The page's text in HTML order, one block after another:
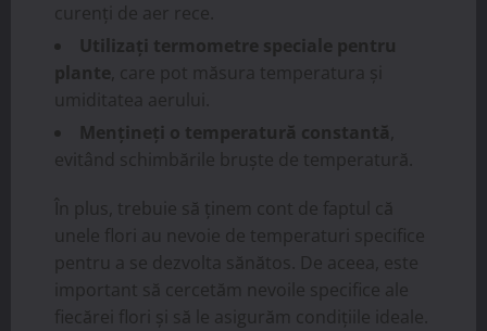
curenți de aer rece.
Utilizați termometre speciale pentru
plante, care pot măsura temperatura și
umiditatea aerului.
Mențineți o temperatură constantă,
evitând schimbările bruște de temperatură.
În plus, trebuie să ținem cont de faptul că
unele flori au nevoie de temperaturi specifice
pentru a se dezvolta sănătos. De aceea, este
important să cercetăm nevoile specifice ale
fiecărei flori și să le asigurăm condițiile ideale.